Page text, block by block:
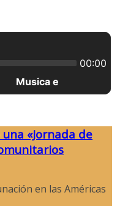
«Jornada de
en las Américas